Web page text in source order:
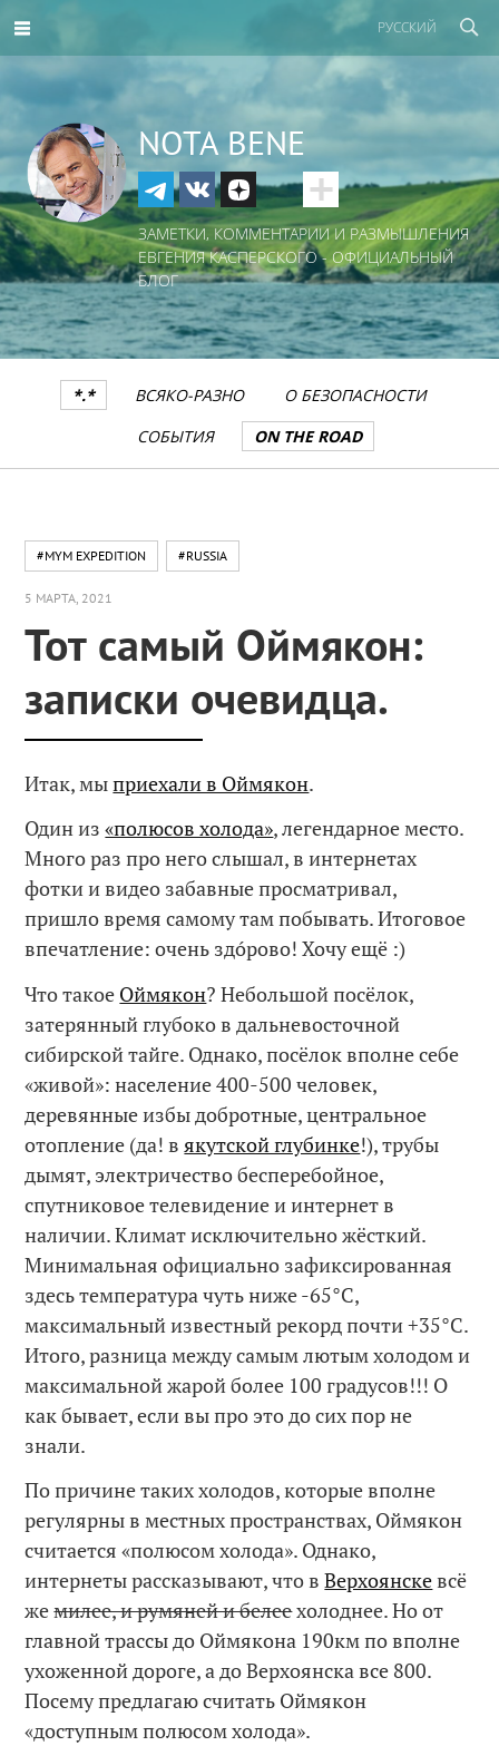
РУССКИЙ
NOTA BENE
ЗАМЕТКИ, КОММЕНТАРИИ И РАЗМЫШЛЕНИЯ
ЕВГЕНИЯ КАСПЕРСКОГО - ОФИЦИАЛЬНЫЙ
БЛОГ
*.* ВСЯКО-РАЗНО
О БЕЗОПАСНОСТИ
СОБЫТИЯ
ON THE ROAD
#MYM EXPEDITION #RUSSIA
5 МАРТА, 2021
Тот самый Оймякон:
записки очевидца.
Итак, мыприехали в Оймякон.
Один из«полюсов холода», легендарное место.
Много раз про него слышал, в интернетах
фотки и видео забавные просматривал,
пришло время самому там побывать. Итоговое
впечатление: очень здóрово! Хочу ещё :)
Что такое Оймякон? Небольшой посёлок,
затерянный глубоко в дальневосточной
сибирской тайге. Однако, посёлок вполне себе
«живой»: население 400-500 человек,
деревянные избы добротные, центральное
отопление (да! вякутской глубинке!), трубы
дымят, электричество бесперебойное,
спутниковое телевидение и интернет в
наличии. Климат исключительно жёсткий.
Минимальная официально зафиксированная
здесь температура чуть ниже -65°C,
максимальный известный рекорд почти +35°C.
Итого, разница между самым лютым холодом и
максимальной жарой более 100 градусов!!! О
как бывает, если вы про это до сих пор не
знали.
По причине таких холодов, которые вполне
регулярны в местных пространствах, Оймякон
считается «полюсом холода». Однако,
интернеты рассказывают, что вВерхоянскевсё
жемилее, и румяней и белеехолоднее. Но от
главной трассы до Оймякона 190км по вполне
ухоженной дороге, а до Верхоянска все 800.
Посему предлагаю считать Оймякон
«доступным полюсом холода».